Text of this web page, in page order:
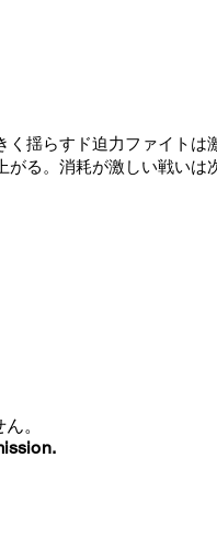
揺らすド迫力ファイトは
る。消耗が激しい戦いは
。